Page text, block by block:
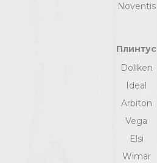
Noventis
Плинтус
Dollken
Ideal
Arbiton
Vega
Elsi
Wimar